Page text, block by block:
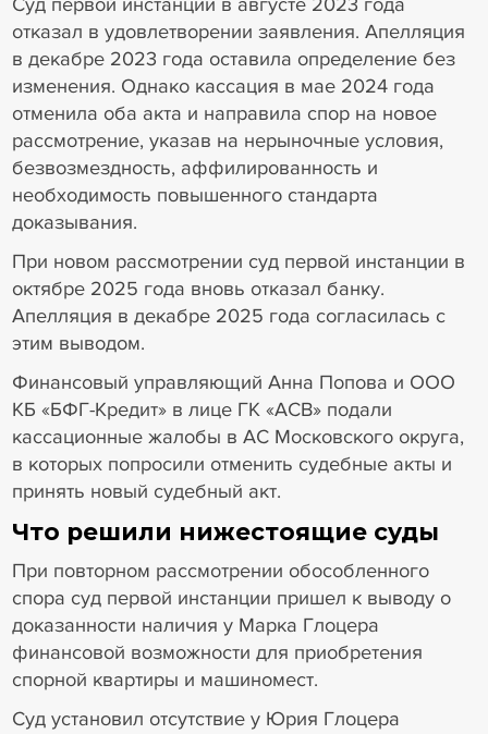
Суд первой инстанции в августе 2023 года
отказал в удовлетворении заявления. Апелляция
в декабре 2023 года оставила определение без
изменения. Однако кассация в мае 2024 года
отменила оба акта и направила спор на новое
рассмотрение, указав на нерыночные условия,
безвозмездность, аффилированность и
необходимость повышенного стандарта
доказывания.
При новом рассмотрении суд первой инстанции в
октябре 2025 года вновь отказал банку.
Апелляция в декабре 2025 года согласилась с
этим выводом.
Финансовый управляющий Анна Попова и ООО
КБ «БФГ-Кредит» в лице ГК «АСВ» подали
кассационные жалобы в АС Московского округа,
в которых попросили отменить судебные акты и
принять новый судебный акт.
Что решили нижестоящие суды
При повторном рассмотрении обособленного
спора суд первой инстанции пришел к выводу о
доказанности наличия у Марка Глоцера
финансовой возможности для приобретения
спорной квартиры и машиномест.
Суд установил отсутствие у Юрия Глоцера